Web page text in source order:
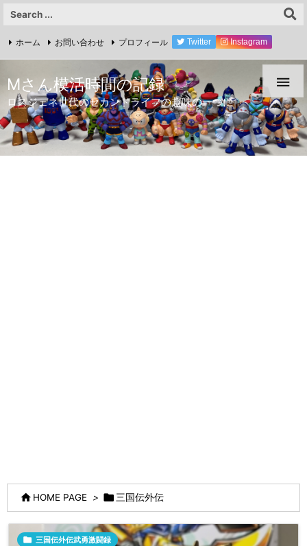

ホーム お問い合わせ プロフィール Twitter Instagram
Mさん模活時間の記録
ロスジェネ世代のセカンドライフの趣味の一つに
 HOME PAGE > 三国伝外伝
 三国伝外伝武勇激闘録